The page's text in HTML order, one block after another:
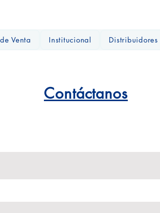
Venta Institucional Distribuidores
Contáctanos